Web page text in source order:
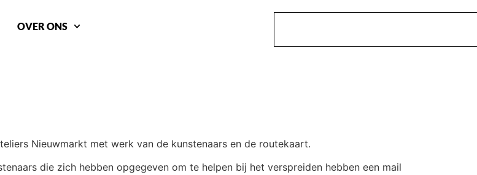
OVER ONS
Nieuwmarkt met werk van de kunstenaars en de routekaart.
die zich hebben opgegeven om te helpen bij het verspreiden hebben een mail